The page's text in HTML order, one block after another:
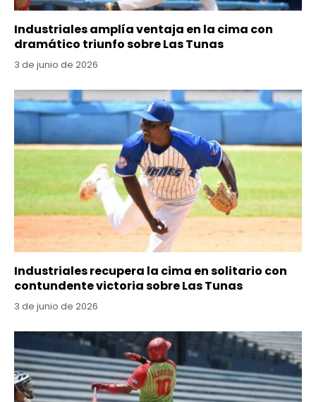
Industriales amplía ventaja en la cima con
dramático triunfo sobre Las Tunas
3 de junio de 2026
Industriales recupera la cima en solitario con
contundente victoria sobre Las Tunas
3 de junio de 2026